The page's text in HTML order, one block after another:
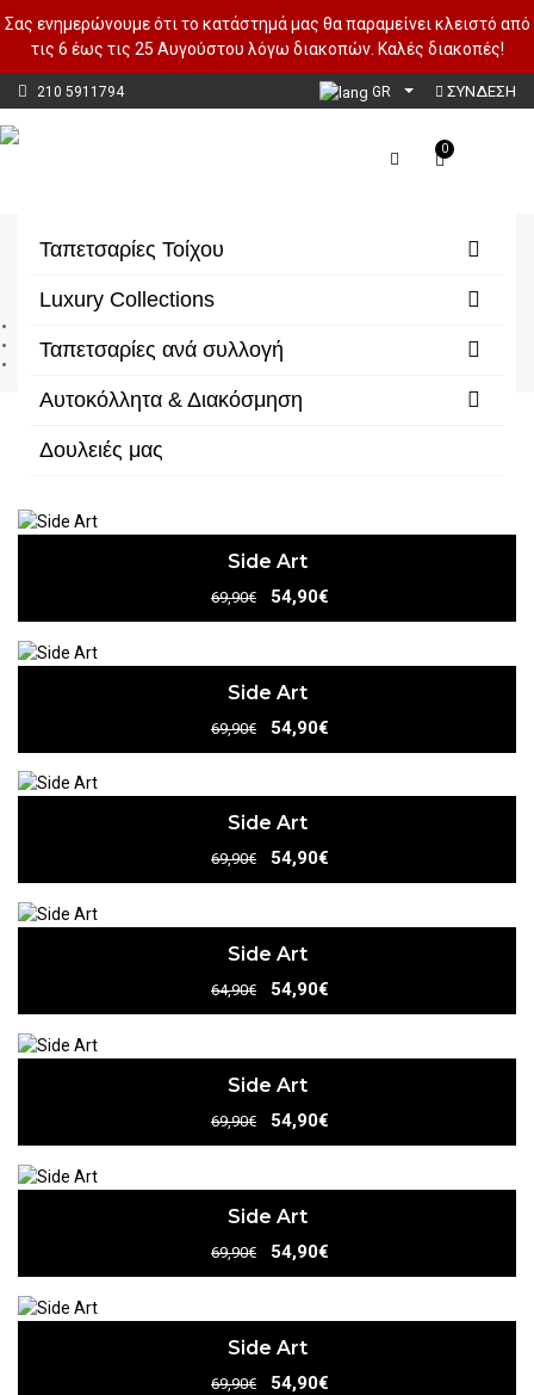
Σας ενημερώνουμε ότι το κατάστημά μας θα παραμείνει κλειστό από
τις 6 έως τις 25 Αυγούστου λόγω διακοπών. Καλές διακοπές!
210 5911794 GR ΣΥΝΔΕΣΗ
Ταπετσαρίες Τοίχου
Luxury Collections
Ταπετσαρίες ανά συλλογή
Αυτοκόλλητα & Διακόσμηση
Δουλειές μας
0
Side Art
Ταπετσαρίες ανά συλλογή
Φίλτρα/Κατηγορίες
Side Art
69,90€ 54,90€
Side Art
69,90€ 54,90€
Side Art
69,90€ 54,90€
Side Art
64,90€ 54,90€
Side Art
69,90€ 54,90€
Side Art
69,90€ 54,90€
Side Art
69,90€ 54,90€